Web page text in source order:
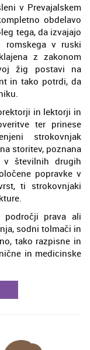
v Prevajalskem
obdelavo
tega, da izvajajo
romskega v ruski
z zakonom
žig postavi na
in tako potrdi, da
in lektorji in
ter prinese
strokovnjak
storitev, poznana
v številnih drugih
popravke v
ti strokovnjaki
prava ali
sodni tolmači in
tako razpisne in
in medicinske